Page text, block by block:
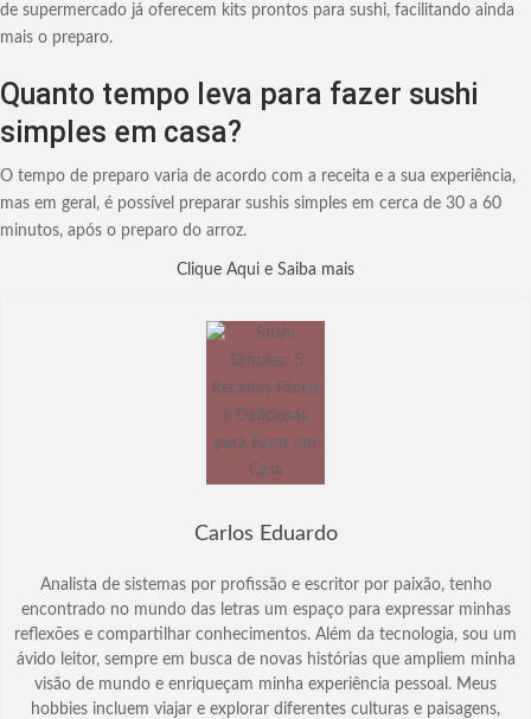
de supermercado já oferecem kits prontos para sushi, facilitando ainda
mais o preparo.
Quanto tempo leva para fazer sushi
simples em casa?
O tempo de preparo varia de acordo com a receita e a sua experiência,
mas em geral, é possível preparar sushis simples em cerca de 30 a 60
minutos, após o preparo do arroz.
Clique Aqui e Saiba mais
Carlos Eduardo
Analista de sistemas por profissão e escritor por paixão, tenho
encontrado no mundo das letras um espaço para expressar minhas
reflexões e compartilhar conhecimentos. Além da tecnologia, sou um
ávido leitor, sempre em busca de novas histórias que ampliem minha
visão de mundo e enriqueçam minha experiência pessoal. Meus
hobbies incluem viajar e explorar diferentes culturas e paisagens,